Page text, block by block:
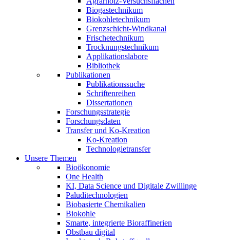
Biogastechnikum
Biokohletechnikum
Grenzschicht-Windkanal
Frischetechnikum
Trocknungstechnikum
Applikationslabore
Bibliothek
Publikationen
Publikationssuche
Schriftenreihen
Dissertationen
Forschungsstrategie
Forschungsdaten
Transfer und Ko-Kreation
Ko-Kreation
Technologietransfer
Unsere Themen
Bioökonomie
One Health
KI, Data Science und Digitale Zwillinge
Paluditechnologien
Biobasierte Chemikalien
Biokohle
Smarte, integrierte Bioraffinerien
Obstbau digital